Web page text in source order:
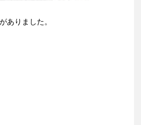
ありました。